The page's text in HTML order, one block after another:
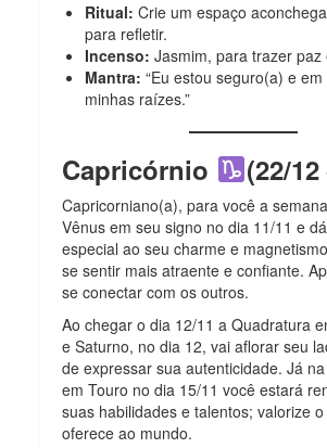
Ritual: Crie um espaço
para refletir.
Incenso: Jasmim, para trazer paz
Mantra: “Eu estou seguro(a) e
minhas raízes.”
Capricórnio (22/
Capricorniano(a), para você a
Vênus em seu signo no dia 11/11 e
especial ao seu charme e
se sentir mais atraente e confiante.
se conectar com os outros.
Ao chegar o dia 12/11 a Quadratura
e Saturno, no dia 12, vai aflorar seu
de expressar sua autenticidade. Já
em Touro no dia 15/11 você estará
suas habilidades e talentos; valorize
oferece ao mundo.